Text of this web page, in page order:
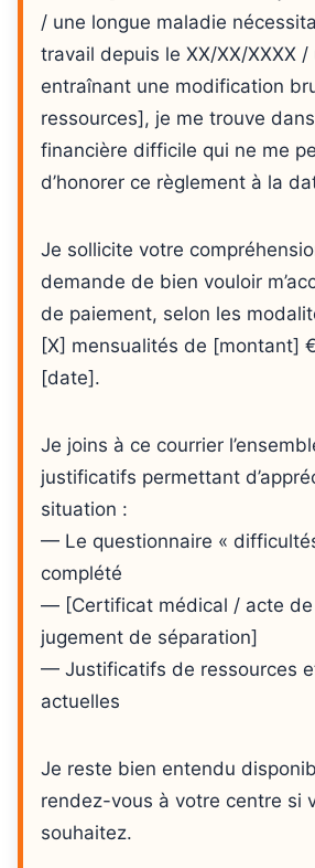
/ une longue maladie
travail depuis le XX/XX/XXXX
entraînant une modification
ressources], je me trouve
financière difficile qui ne me
d’honorer ce règlement à la
Je sollicite votre
demande de bien vouloir
de paiement, selon les
[X] mensualités de [montant]
[date].
Je joins à ce courrier
justificatifs permettant
situation :
— Le questionnaire «
complété
— [Certificat médical / acte
jugement de séparation]
— Justificatifs de ressources
actuelles
Je reste bien entendu
rendez-vous à votre centre si
souhaitez.